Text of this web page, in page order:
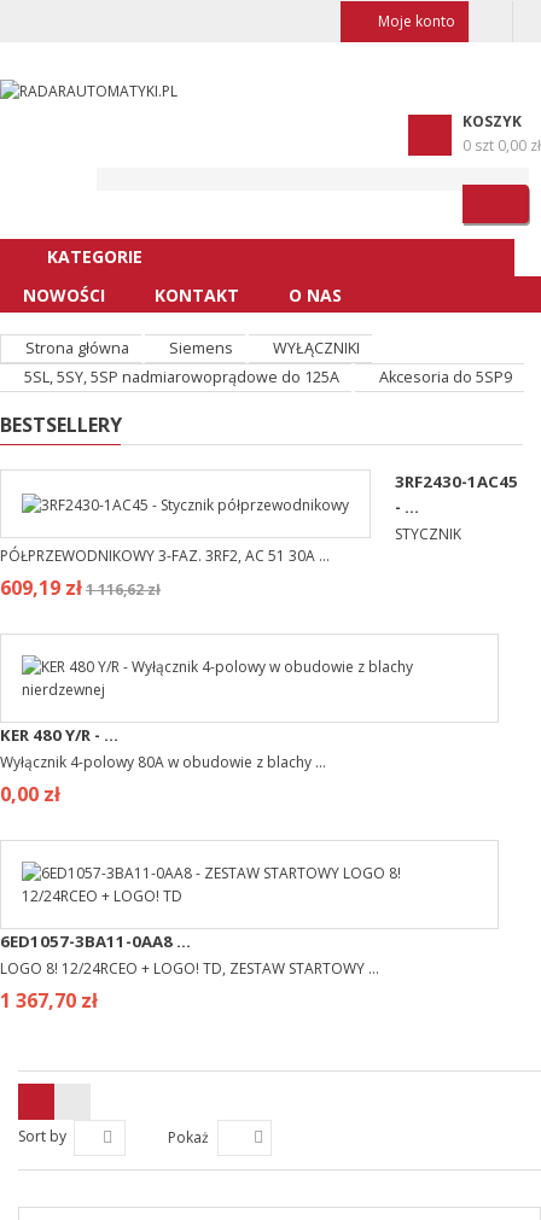
Moje konto
KOSZYK
0 szt 0,00 zł
KATEGORIE
NOWOŚCI
KONTAKT O NAS
Strona główna Siemens
WYŁĄCZNIKI
5SL, 5SY, 5SP nadmiarowoprądowe do 125A
Akcesoria do 5SP9
BESTSELLERY
3RF2430-1AC45
- ...
STYCZNIK
PÓŁPRZEWODNIKOWY 3-FAZ. 3RF2, AC 51 30A ...
609,19 zł1 116,62 zł
KER 480 Y/R - ...
Wyłącznik 4-polowy 80A w obudowie z blachy ...
0,00 zł
6ED1057-3BA11-0AA8 ...
LOGO 8! 12/24RCEO + LOGO! TD, ZESTAW STARTOWY ...
1 367,70 zł
Sort by Pokaż